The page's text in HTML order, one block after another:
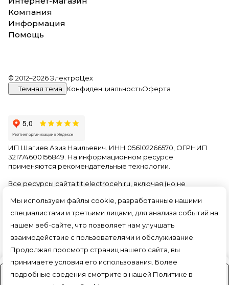
Мы используем файлы cookie, разработанные нашими
специалистами и третьими лицами, для анализа событий на
нашем веб-сайте, что позволяет нам улучшать
взаимодействие с пользователями и обслуживание.
Продолжая просмотр страниц нашего сайта, вы
принимаете условия его использования. Более
подробные сведения смотрите в нашей Политике в
На заказ (3-4 дня)
Компания
Информация
Помощь
© 2012–2026 ЭлектроЦех
Темная тема
КонфиденциальностьОферта
ИП Шагиев Азиз Наильевич. ИНН 056102266570, ОГРНИП
321774600156849. На информационном ресурсе
применяются рекомендательные технологии
Все ресурсы сайта tlt.electroceh.ru, включая (но не
и видео информацию, структуру, дизайн и оформление
страниц, доменное имя, фирменное наименование
являются объектами авторского права и прав на
интеллектуальную собственность, защищены российским
законодательством и международными соглашениями об
охране авторских прав.Читать далее